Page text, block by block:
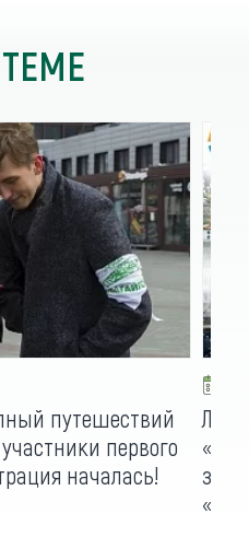
путешествий
первого
началась!